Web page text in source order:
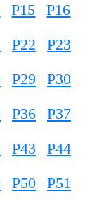
P15
P16
P22
P23
P29
P30
P36
P37
P43
P44
P50
P51